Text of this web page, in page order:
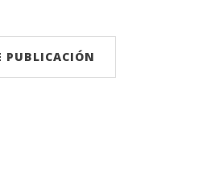
PUBLICACIÓN